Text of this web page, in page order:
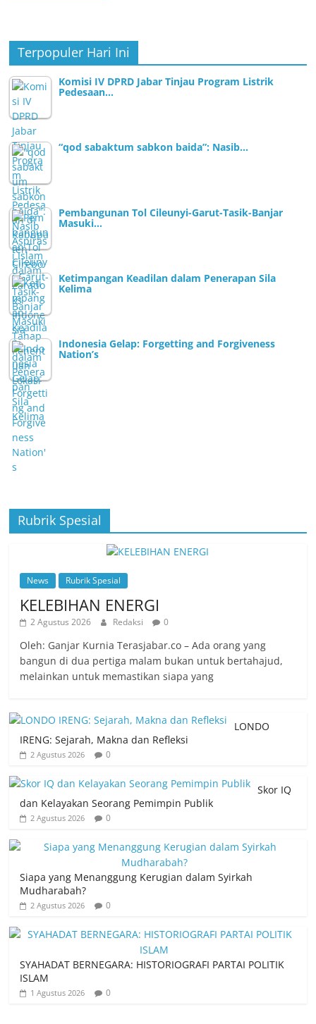
Terpopuler Hari Ini
Komisi IV DPRD Jabar Tinjau Program Listrik
Pedesaan…
“qod sabaktum sabkon baida”: Nasib…
Pembangunan Tol Cileunyi-Garut-Tasik-Banjar
Masuki…
Ketimpangan Keadilan dalam Penerapan Sila
Kelima
Indonesia Gelap: Forgetting and Forgiveness
Nation’s
Rubrik Spesial
News Rubrik Spesial
KELEBIHAN ENERGI
2 Agustus 2026 Redaksi 0
Oleh: Ganjar Kurnia Terasjabar.co – Ada orang yang
bangun di dua pertiga malam bukan untuk bertahajud,
melainkan untuk memastikan siapa yang
LONDO
IRENG: Sejarah, Makna dan Refleksi
2 Agustus 2026 0
Skor IQ
dan Kelayakan Seorang Pemimpin Publik
2 Agustus 2026 0
Siapa yang Menanggung Kerugian dalam Syirkah
Mudharabah?
2 Agustus 2026 0
SYAHADAT BERNEGARA: HISTORIOGRAFI PARTAI POLITIK
ISLAM
1 Agustus 2026 0